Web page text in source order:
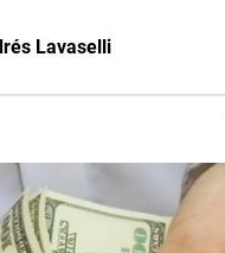
Lavaselli